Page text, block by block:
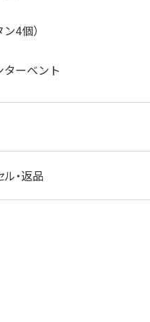
4個）
ーベント
ル・返品